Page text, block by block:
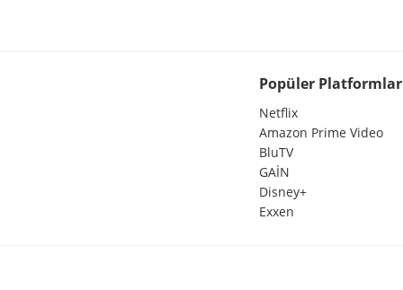
Popüler Platformlar
Netflix
Amazon Prime Video
BluTV
GAİN
Disney+
Exxen